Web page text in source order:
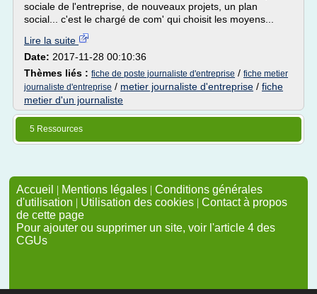
sociale de l'entreprise, de nouveaux projets, un plan
social... c'est le chargé de com' qui choisit les moyens...
Lire la suite
Date: 2017-11-28 00:10:36
Thèmes liés : fiche de poste journaliste d'entreprise / fiche metier
journaliste d'entreprise / metier journaliste d'entreprise / fiche
metier d'un journaliste
5 Ressources
Accueil | Mentions légales | Conditions générales
d'utilisation | Utilisation des cookies | Contact à propos
de cette page
Pour ajouter ou supprimer un site, voir l'article 4 des
CGUs